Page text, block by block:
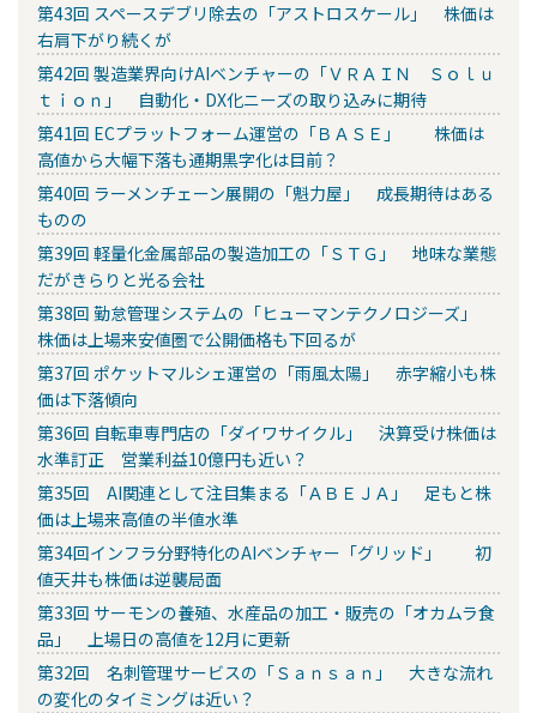
第43回 スペースデブリ除去の「アストロスケール」 株価は
右肩下がり続くが
第42回 製造業界向けAIベンチャーの「ＶＲＡＩＮ Ｓｏｌｕ
ｔｉｏｎ」 自動化・DX化ニーズの取り込みに期待
第41回 ECプラットフォーム運営の「ＢＡＳＥ」 株価は
高値から大幅下落も通期黒字化は目前？
第40回 ラーメンチェーン展開の「魁力屋」 成長期待はある
ものの
第39回 軽量化金属部品の製造加工の「ＳＴＧ」 地味な業態
だがきらりと光る会社
第38回 勤怠管理システムの「ヒューマンテクノロジーズ」
株価は上場来安値圏で公開価格も下回るが
第37回 ポケットマルシェ運営の「雨風太陽」 赤字縮小も株
価は下落傾向
第36回 自転車専門店の「ダイワサイクル」 決算受け株価は
水準訂正 営業利益10億円も近い？
第35回 AI関連として注目集まる「ＡＢＥＪＡ」 足もと株
価は上場来高値の半値水準
第34回インフラ分野特化のAIベンチャー「グリッド」 初
値天井も株価は逆襲局面
第33回 サーモンの養殖、水産品の加工・販売の「オカムラ食
品」 上場日の高値を12月に更新
第32回 名刺管理サービスの「Ｓａｎｓａｎ」 大きな流れ
の変化のタイミングは近い？